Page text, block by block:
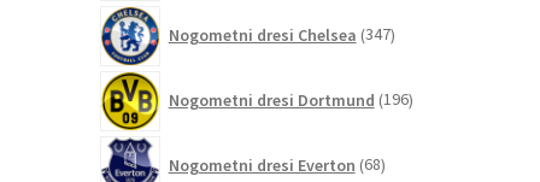
Nogometni dresi Chelsea 347izdelkov
Nogometni dresi Dortmund 196izdelkov
Nogometni dresi Everton 68izdelkov